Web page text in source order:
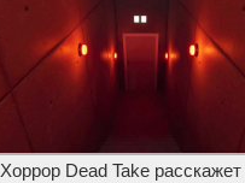
Хоррор Dead Take расскажет